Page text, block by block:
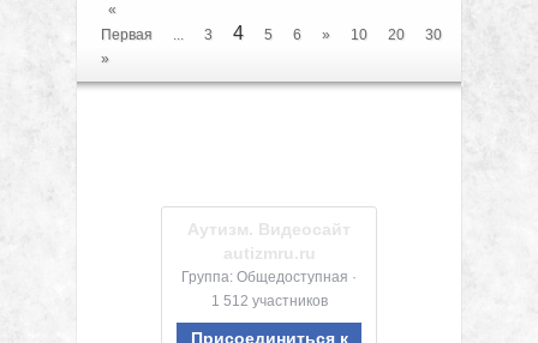
«
Первая
... 3 4 5 6 » 10 20 30
»
Аутизм. Видеосайт
autizmru.ru
Группа: Общедоступная ·
1 512 участников
Присоединиться к